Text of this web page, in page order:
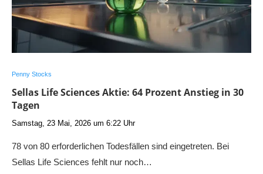
Penny Stocks
Sellas Life Sciences Aktie: 64 Prozent Anstieg in 30
Tagen
Samstag, 23 Mai, 2026 um 6:22 Uhr
78 von 80 erforderlichen Todesfällen sind eingetreten. Bei
Sellas Life Sciences fehlt nur noch…